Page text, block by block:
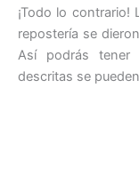
¡Todo lo
repostería se
Así podrás tener
descritas se